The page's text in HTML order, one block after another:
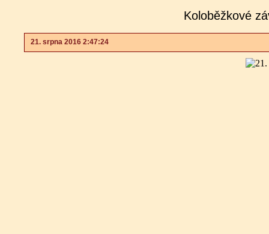
Koloběžkové
21. srpna 2016 2:47:24